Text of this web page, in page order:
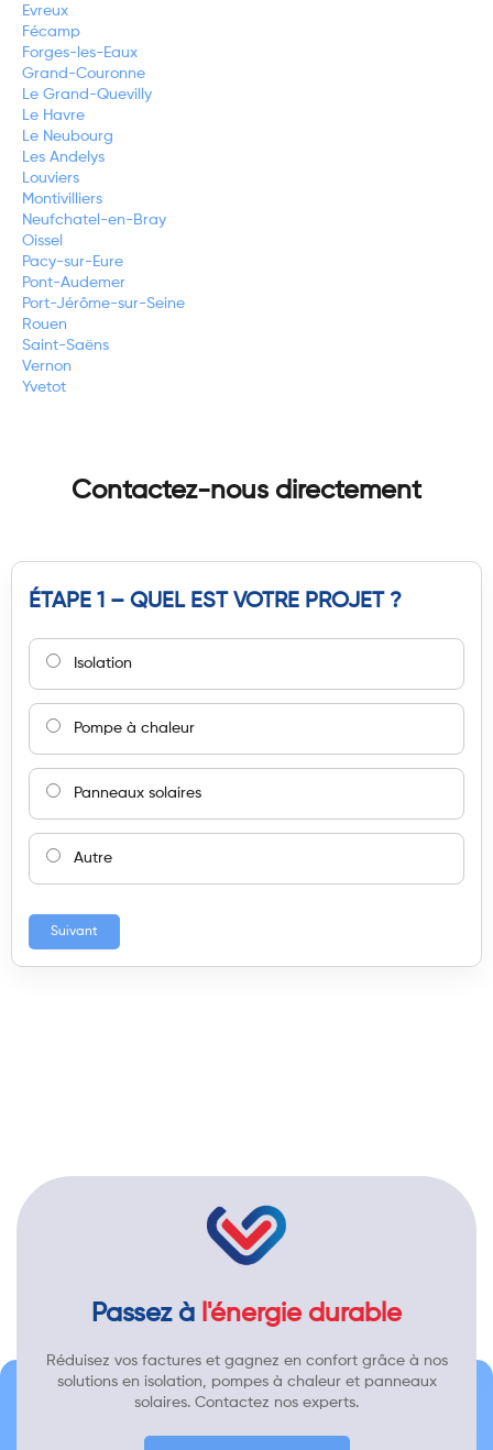
Evreux
Fécamp
Forges-les-Eaux
Grand-Couronne
Le Grand-Quevilly
Le Havre
Le Neubourg
Les Andelys
Louviers
Montivilliers
Neufchatel-en-Bray
Oissel
Pacy-sur-Eure
Pont-Audemer
Port-Jérôme-sur-Seine
Rouen
Saint-Saëns
Vernon
Yvetot
Contactez-nous directement
ÉTAPE 1 – QUEL EST VOTRE PROJET ?
Isolation
Pompe à chaleur
Panneaux solaires
Autre
Suivant
Passez à l'énergie durable
Réduisez vos factures et gagnez en confort grâce à nos
solutions en isolation, pompes à chaleur et panneaux
solaires. Contactez nos experts.